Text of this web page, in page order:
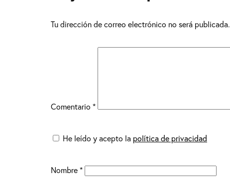
Tu dirección de correo electrónico no será publicada.
Comentario *
He leído y acepto la política de privacidad
Nombre*